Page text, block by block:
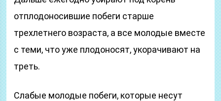
отплодоносившие побеги старше
трехлетнего возраста, а все молодые вместе
с теми, что уже плодоносят, укорачивают на
треть.
Слабые молодые побеги, которые несут